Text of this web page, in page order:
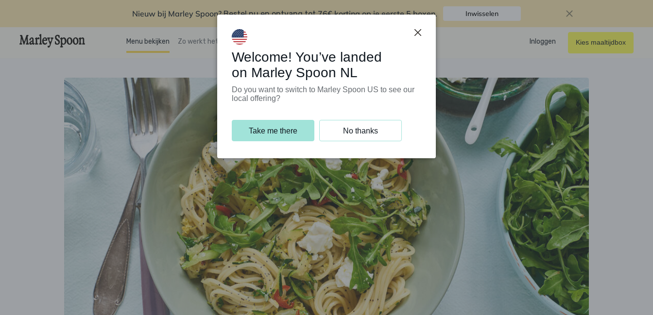
Nieuw bij Marley Spoon?Bestel nu en ontvang tot76€ korting op je eerste 5 boxen. Inwisselen
Menu bekijken Zo werkt het Klantenservice Inloggen Kies maaltijdbox
Welcome! You’ve landed
on Marley Spoon NL
Do you want to switch to Marley Spoon US to see our
local offering?
Take me there No thanks